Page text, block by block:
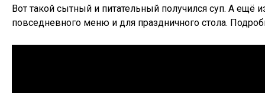
Вот такой сытный и питательный получился суп. А ещё
повседневного меню и для праздничного стола.